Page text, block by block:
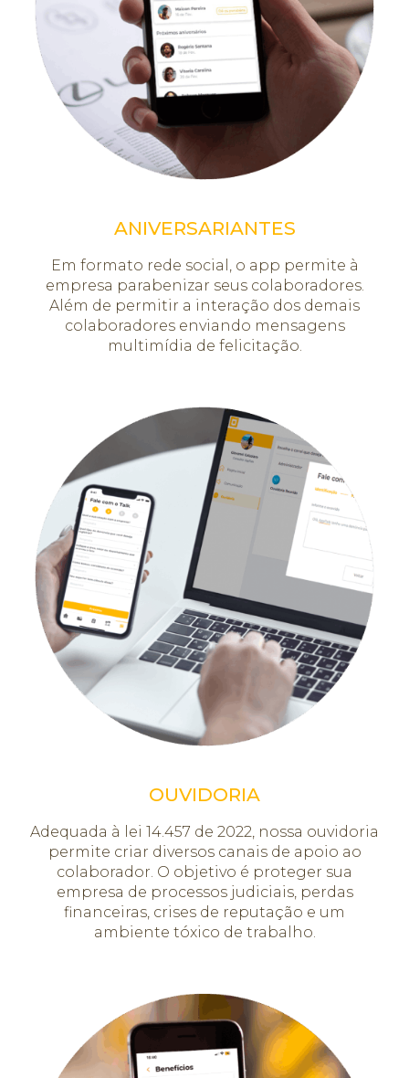
ANIVERSARIANTES
Em formato rede social, o app permite à
empresa parabenizar seus colaboradores.
Além de permitir a interação dos demais
colaboradores enviando mensagens
multimídia de felicitação.
OUVIDORIA
Adequada à lei 14.457 de 2022, nossa ouvidoria
permite criar diversos canais de apoio ao
colaborador. O objetivo é proteger sua
empresa de processos judiciais, perdas
financeiras, crises de reputação e um
ambiente tóxico de trabalho.